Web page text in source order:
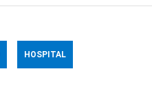
HOSPITAL